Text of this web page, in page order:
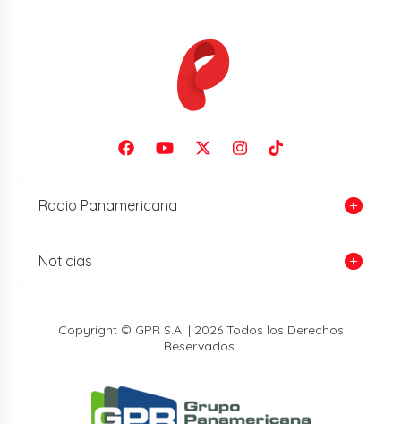
Radio Panamericana
Noticias
Copyright © GPR S.A. | 2026 Todos los Derechos
Reservados.